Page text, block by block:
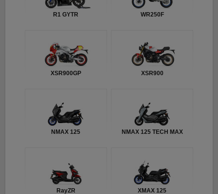
R1 GYTR WR250F
XSR900GP XSR900
NMAX 125 NMAX 125 TECH MAX
RayZR XMAX 125